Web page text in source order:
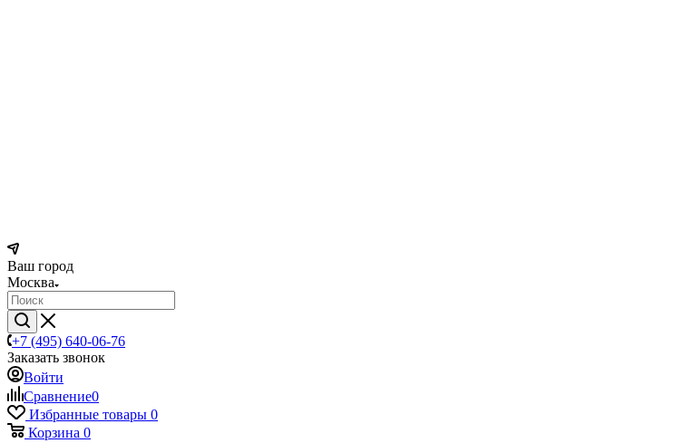
Ваш город
Москва
+7 (495) 640-06-76
Заказать звонок
Войти
Сравнение0
Избранные товары 0
Корзина 0